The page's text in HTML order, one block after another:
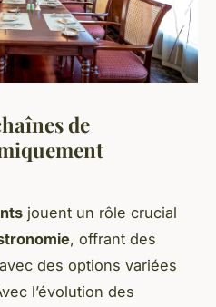
de
jouent un rôle crucial
, offrant des
avec des options variées
l’évolution des